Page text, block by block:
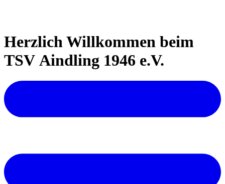
Herzlich Willkommen beim
TSV Aindling 1946 e.V.